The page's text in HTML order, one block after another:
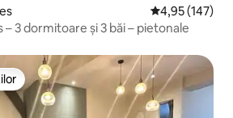
Scor mediu de
4,95 (147)
3 dormitoare și 3 băi – pietonale
Alegerea oaspeților